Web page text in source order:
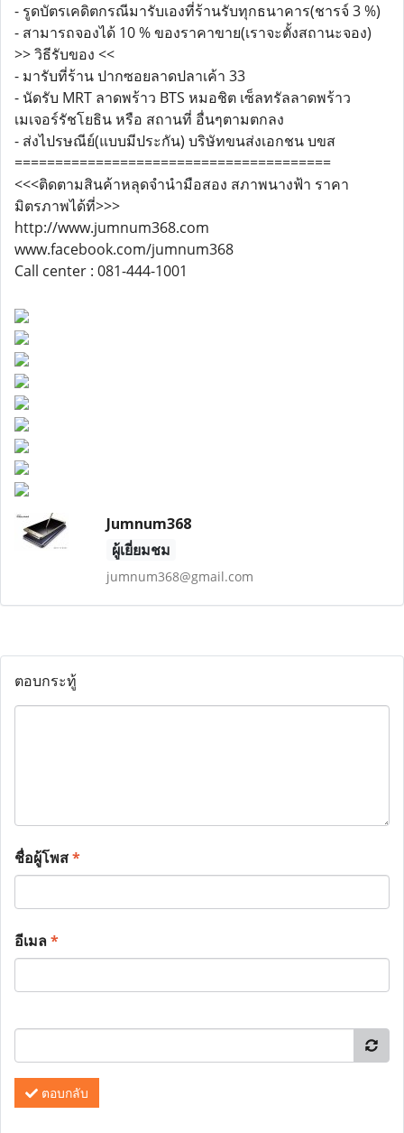
- รูดบัตรเคดิตกรณีมารับเองที่ร้านรับทุกธนาคาร(ชารจ์ 3 %)
- สามารถจองได้ 10 % ของราคาขาย(เราจะตั้งสถานะจอง)
>> วิธีรับของ <<
- มารับที่ร้าน ปากซอยลาดปลาเค้า 33
- นัดรับ MRT ลาดพร้าว BTS หมอชิต เซ็ลทรัลลาดพร้าว
เมเจอร์รัชโยธิน หรือ สถานที่ อื่นๆตามตกลง
- ส่งไปรษณีย์(แบบมีประกัน) บริษัทขนส่งเอกชน บขส
=======================================
<<<ติดตามสินค้าหลุดจำนำมือสอง สภาพนางฟ้า ราคา
มิตรภาพได้ที่>>>
http://www.jumnum368.com
www.facebook.com/jumnum368
Call center : 081-444-1001
Jumnum368
ผู้เยี่ยมชม
jumnum368@gmail.com
ตอบกระทู้
ชื่อผู้โพส*
อีเมล*
ตอบกลับ